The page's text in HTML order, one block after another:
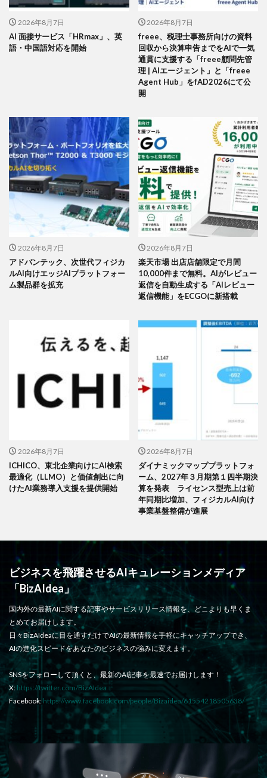
2026年8月7日
AI 面接サービス「HRmax」、英
語・中国語対応を開始
2026年8月7日
freee、税理士事務所向けの資料
回収から決算申告までをAIで一気
通貫に支援する「freee顧問先管
理 | AIエージェント」と「freee
Agent Hub」をfAD2026にて公
開
2026年8月7日
アドバンテック、次世代フィジカ
ルAI向けエッジAIプラットフォー
ム製品群を拡充
2026年8月7日
楽天市場 出店店舗限定で月間
10,000件まで無料。AIがレビュー
返信を自動生成する「AIレビュー
返信機能」をECGOに新搭載
2026年8月7日
ICHICO、東北企業向けにAI検索
最適化（LLMO）と価値創出に向
けたAI業務導入支援を提供開始
2026年8月7日
ダイナミックマッププラットフォ
ーム、2027年３月期第１四半期決
算を発表 ライセンス型売上は前
年同期比増加、フィジカルAI向け
事業基盤整備が進展
ビジネスを飛躍させるAIキュレーションメディア
「BizAIdea」
国内外の最新AIに関する記事やサービスリリース情報を、どこよりも早くま
とめてお届けします。
日々BizAIdeaに目を通すだけでAIの最新情報を手軽にキャッチアップでき、
AIの進化スピードをあなたのビジネスの強みに変えます。
SNSをフォローして頂くと、最新のAI記事を最速でお届けします！
X: https://twitter.com/BizAIdea
Facebook: https://www.facebook.com/people/Bizaidea/61554218505638/